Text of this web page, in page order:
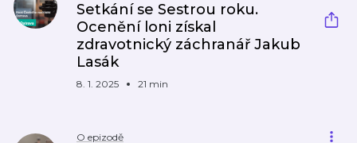
Setkání se Sestrou roku.
Ocenění loni získal
zdravotnický záchranář Jakub
Lasák
8. 1. 2025 21 min
O epizodě